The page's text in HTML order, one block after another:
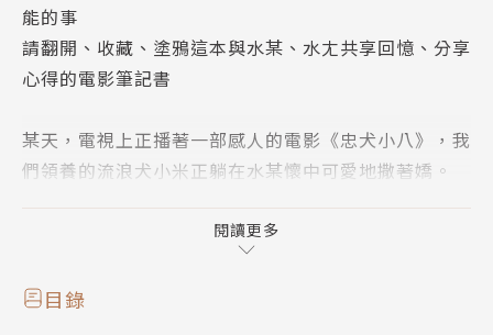
能的事
請翻開、收藏、塗鴉這本與水某、水ㄤ共享回憶、分享
心得的電影筆記書
某天，電視上正播著一部感人的電影《忠犬小八》，我
們領養的流浪犬小米正躺在水某懷中可愛地撒著嬌。
中的一部分；但對牠來說，你卻是牠的全世界。」
一句簡短的話似乎就與這部電影緊密地結合了，造就了
閱讀更多
目錄